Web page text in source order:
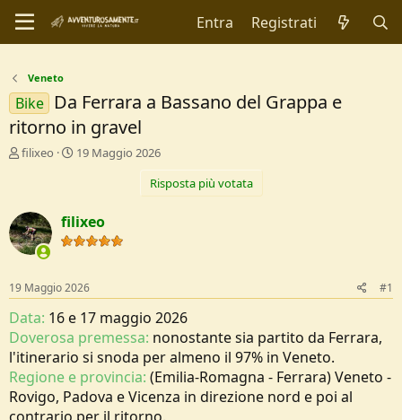
Entra Registrati
Veneto
Bike
Da Ferrara a Bassano del Grappa e
ritorno in gravel
C
t
o
r
D
i
s
u
s
s
i
o
filixeo
D
d
i
I
i
z
19 Maggio 2026
Risposta più votata
filixeo
19 Maggio 2026 #1
Data: 16 e 17 maggio 2026
Doverosa premessa: nonostante sia partito da Ferrara,
l'itinerario si snoda per almeno il 97% in Veneto.
Regione e provincia: (Emilia-Romagna - Ferrara) Veneto -
Rovigo, Padova e Vicenza in direzione nord e poi al